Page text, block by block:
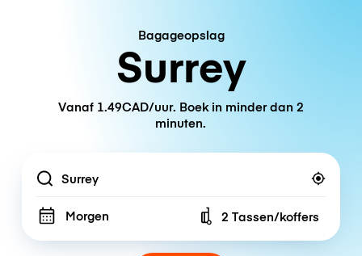
Bagageopslag
Surrey
Vanaf 1.49CAD/uur. Boek in minder dan 2
minuten.
Location
Morgen Number of bags
2 Tassen/koffers